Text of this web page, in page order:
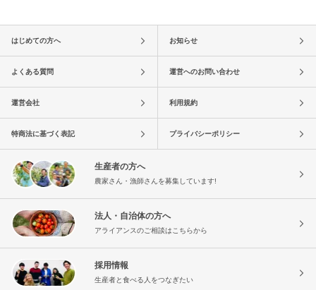
はじめての方へ お知らせ
よくある質問 運営へのお問い合わせ
運営会社 利用規約
特商法に基づく表記 プライバシーポリシー
生産者の方へ
農家さん・漁師さんを募集しています!
法人・自治体の方へ
アライアンスのご相談はこちらから
採用情報
生産者と食べる人をつなぎたい